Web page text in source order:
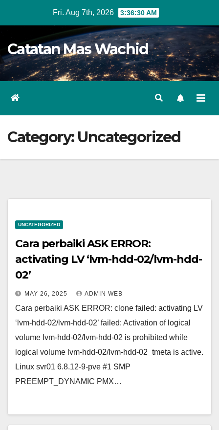
Fri. Aug 7th, 2026 3:36:31 AM
Catatan Mas Wachid
Category: Uncategorized
UNCATEGORIZED
Cara perbaiki ASK ERROR:
activating LV ‘lvm-hdd-02/lvm-hdd-
02’
MAY 26, 2025 ADMIN WEB
Cara perbaiki ASK ERROR: clone failed: activating LV
‘lvm-hdd-02/lvm-hdd-02’ failed: Activation of logical
volume lvm-hdd-02/lvm-hdd-02 is prohibited while
logical volume lvm-hdd-02/lvm-hdd-02_tmeta is active.
Linux svr01 6.8.12-9-pve #1 SMP
PREEMPT_DYNAMIC PMX…